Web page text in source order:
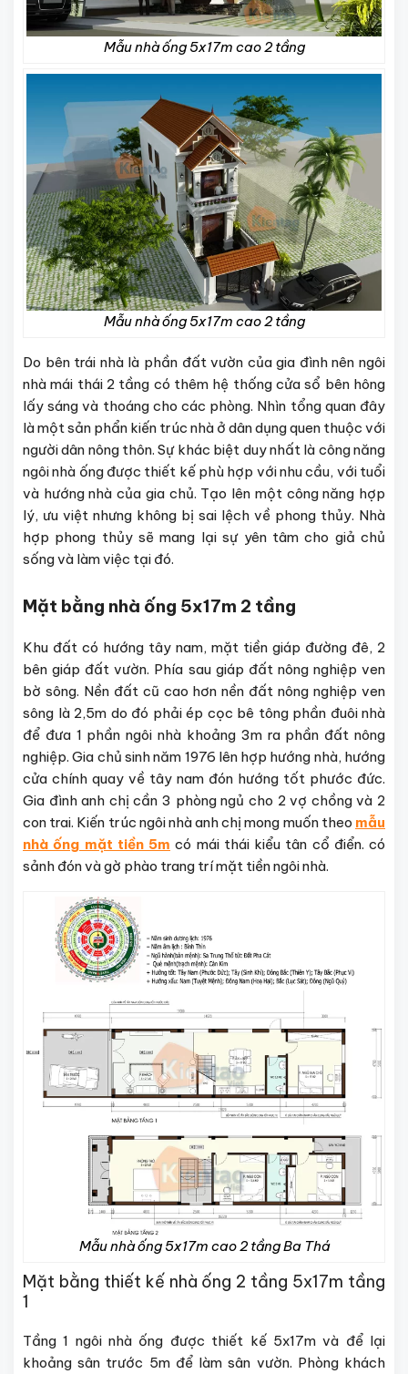
Mẫu nhà ống 5x17m cao 2 tầng
Mẫu nhà ống 5x17m cao 2 tầng
Do bên trái nhà là phần đất vườn của gia đình nên ngôi
nhà mái thái 2 tầng có thêm hệ thống cửa sổ bên hông
lấy sáng và thoáng cho các phòng. Nhìn tổng quan đây
là một sản phẩn kiến trúc nhà ở dân dụng quen thuộc với
người dân nông thôn. Sự khác biệt duy nhất là công năng
ngôi nhà ống được thiết kế phù hợp với nhu cầu, với tuổi
và hướng nhà của gia chủ. Tạo lên một công năng hợp
lý, ưu việt nhưng không bị sai lệch về phong thủy. Nhà
hợp phong thủy sẽ mang lại sự yên tâm cho giả chủ
sống và làm việc tại đó.
Mặt bằng nhà ống 5x17m 2 tầng
Khu đất có hướng tây nam, mặt tiền giáp đường đê, 2
bên giáp đất vườn. Phía sau giáp đất nông nghiệp ven
bờ sông. Nền đất cũ cao hơn nền đất nông nghiệp ven
sông là 2,5m do đó phải ép cọc bê tông phần đuôi nhà
để đưa 1 phần ngôi nhà khoảng 3m ra phần đất nông
nghiệp. Gia chủ sinh năm 1976 lên hợp hướng nhà, hướng
cửa chính quay về tây nam đón hướng tốt phước đức.
Gia đình anh chị cần 3 phòng ngủ cho 2 vợ chồng và 2
con trai. Kiến trúc ngôi nhà anh chị mong muốn theo mẫu
nhà ống mặt tiền 5m có mái thái kiểu tân cổ điển. có
sảnh đón và gờ phào trang trí mặt tiền ngôi nhà.
Mẫu nhà ống 5x17m cao 2 tầng Ba Thá
Mặt bằng thiết kế nhà ống 2 tầng 5x17m tầng
1
Tầng 1 ngôi nhà ống được thiết kế 5x17m và để lại
khoảng sân trước 5m để làm sân vườn. Phòng khách